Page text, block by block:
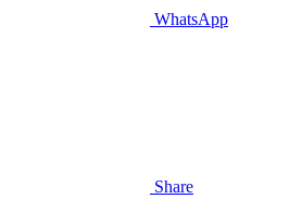
WhatsApp
Share